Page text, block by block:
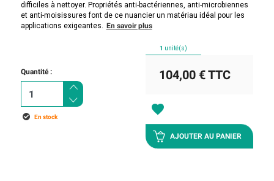
difficiles à nettoyer. Propriétés anti-bactériennes, anti-microbiennes
et anti-moisissures font de ce nuancier un matériau idéal pour les
applications exigeantes. En savoir plus
Quantité :
En stock
1 unité(s)
104,00 €TTC
favorite
AJOUTER AU PANIER